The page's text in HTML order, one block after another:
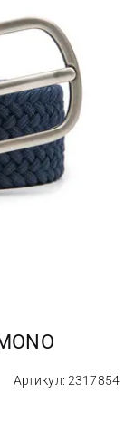
Артикул: 2317854